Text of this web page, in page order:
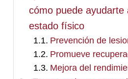
cómo puede ayudarte
estado físico
Prevención de
Promueve
Mejora del